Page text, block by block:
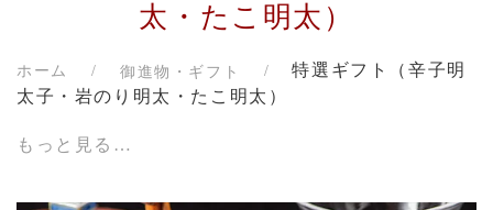
太・たこ明太）
ホーム 御進物・ギフト
特選ギフト（辛子明
太子・岩のり明太・たこ明太）
もっと見る…